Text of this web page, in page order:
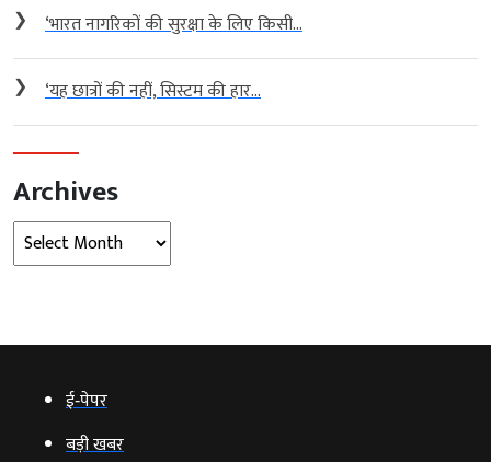
❯ ‘भारत नागरिकों की सुरक्षा के लिए किसी...
❯ ‘यह छात्रों की नहीं, सिस्टम की हार...
Archives
Archives
ई‑पेपर
बड़ी खबर